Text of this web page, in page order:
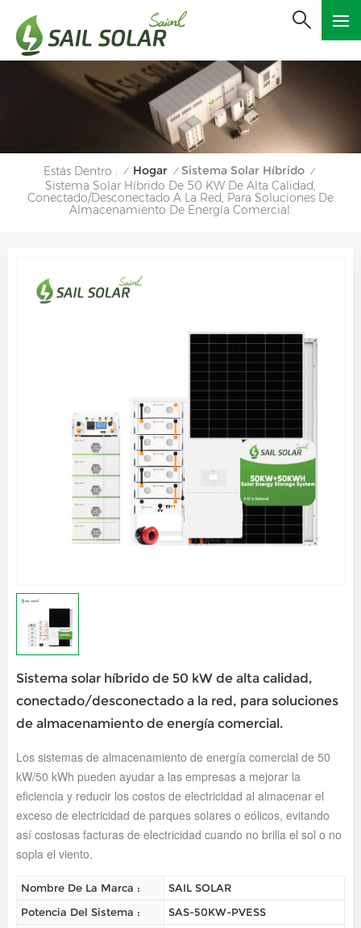
Estás Dentro : / Hogar / Sistema Solar Híbrido /
Sistema Solar Híbrido De 50 KW De Alta Calidad,
Conectado/desconectado A La Red, Para Soluciones De
Almacenamiento De Energía Comercial.
Sistema solar híbrido de 50 kW de alta calidad,
conectado/desconectado a la red, para soluciones
de almacenamiento de energía comercial.
Los sistemas de almacenamiento de energía comercial de 50
kW/50 kWh pueden ayudar a las empresas a mejorar la
eficiencia y reducir los costos de electricidad al almacenar el
exceso de electricidad de parques solares o eólicos, evitando
así costosas facturas de electricidad cuando no brilla el sol o no
sopla el viento.
Nombre De La Marca :
SAIL SOLAR
Potencia Del Sistema :
SAS-50KW-PVESS